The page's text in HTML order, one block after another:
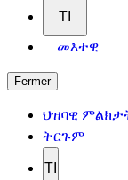
TI
መእተዊ
Fermer
ህዝባዊ
ትርጉም
TI